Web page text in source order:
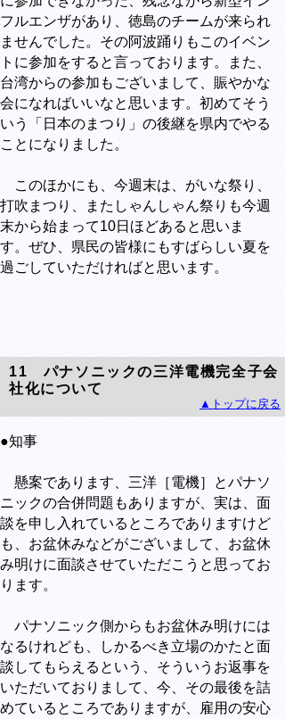
フルエンザがあり、徳島のチームが来られ
ませんでした。その阿波踊りもこのイベン
トに参加をすると言っております。また、
台湾からの参加もございまして、賑やかな
会になればいいなと思います。初めてそう
いう「日本のまつり」の後継を県内でやる
ことになりました。
このほかにも、今週末は、がいな祭り、
打吹まつり、またしゃんしゃん祭りも今週
末から始まって10日ほどあると思いま
す。ぜひ、県民の皆様にもすばらしい夏を
過ごしていただければと思います。
11 パナソニックの三洋電機完全子会
社化について
▲トップに戻る
●知事
懸案であります、三洋［電機］とパナソ
ニックの合併問題もありますが、実は、面
談を申し入れているところでありますけど
も、お盆休みなどがございまして、お盆休
み明けに面談させていただこうと思ってお
ります。
パナソニック側からもお盆休み明けには
なるけれども、しかるべき立場のかたと面
談してもらえるという、そういうお返事を
いただいておりまして、今、その最後を詰
めているところでありますが、雇用の安心